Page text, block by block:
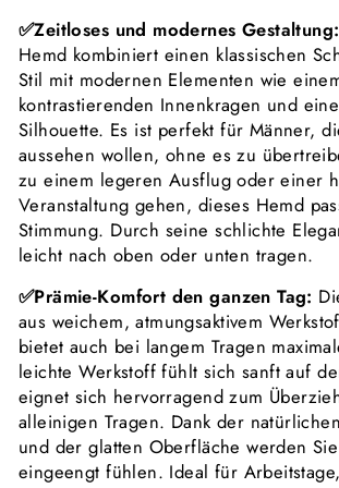
✅Zeitloses und modernes Gestaltung:
Hemd kombiniert einen klassischen
Stil mit modernen Elementen wie
kontrastierenden Innenkragen und
Silhouette. Es ist perfekt für Männer,
aussehen wollen, ohne es zu
zu einem legeren Ausflug oder einer
Veranstaltung gehen, dieses Hemd
Stimmung. Durch seine schlichte
leicht nach oben oder unten tragen.
✅Prämie-Komfort den ganzen Tag:
aus weichem, atmungsaktivem
bietet auch bei langem Tragen
leichte Werkstoff fühlt sich sanft auf
eignet sich hervorragend zum
alleinigen Tragen. Dank der
und der glatten Oberfläche werden
eingeengt fühlen. Ideal für Arbeitstage,